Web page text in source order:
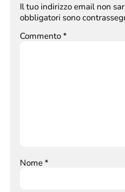
Il tuo indirizzo email non
obbligatori sono
Commento*
Nome*